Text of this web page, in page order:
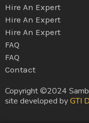
Hire An Expert
Hire An Expert
Hire An Expert
FAQ
FAQ
Contact
Copyright ©2024
site developed byGTI